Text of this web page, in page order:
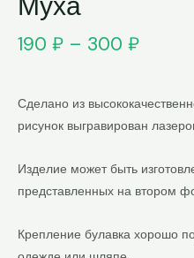
190 ₽ – 300 ₽
Сделано из
рисунок выгравирован
Изделие может быть
представленных на втором
Крепление булавка хорошо